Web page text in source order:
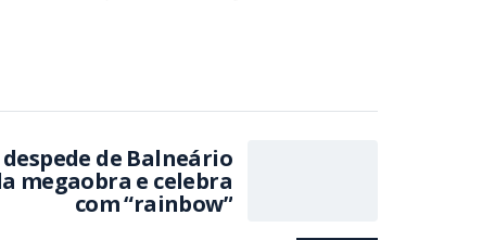
de Balneário
megaobra e celebra
com “rainbow”